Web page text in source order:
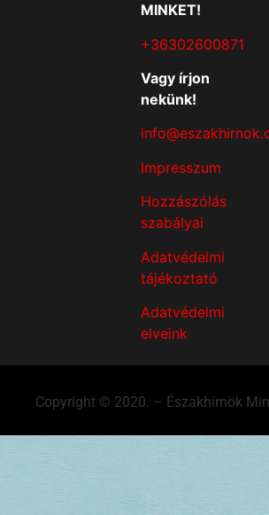
MINKET!
+36302600871
Vagy írjon
nekünk!
Impresszum
Hozzászólás
szabályai
Adatvédelmi
tájékoztató
Adatvédelmi
elveink
Copyright © 2020. – Északhírnök